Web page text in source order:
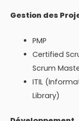
Gestion des
PMP
Certified
Scrum
ITIL
Library)